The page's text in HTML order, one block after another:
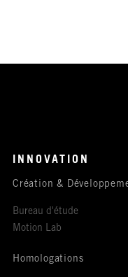
INNOVATION
Création &
Bureau d'étude
Motion Lab
Homologations